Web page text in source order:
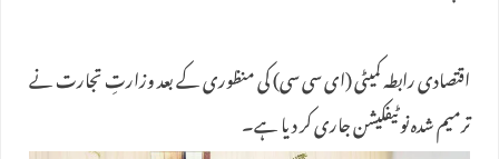
اقتصادی رابطہ کمیٹی (ای سی سی) کی منظوری کے بعد وزارتِ تجارت نے
ترمیم شدہ نوٹیفکیشن جاری کر دیا ہے۔